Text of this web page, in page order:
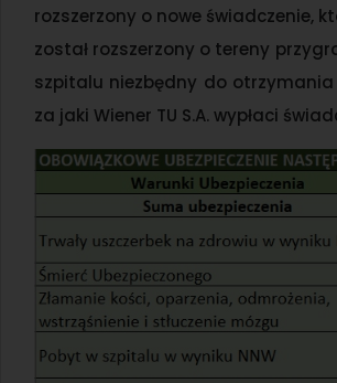
rozszerzony o nowe świadczenie,
został rozszerzony o tereny
szpitalu niezbędny do otrzymania
za jaki Wiener TU S.A. wypłaci